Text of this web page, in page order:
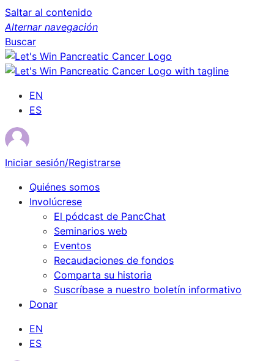
Saltar al contenido
Alternar navegación
Buscar
EN
ES
Iniciar sesión/Registrarse
Quiénes somos
Involúcrese
El pódcast de PancChat
Seminarios web
Eventos
Recaudaciones de fondos
Comparta su historia
Suscríbase a nuestro boletín informativo
Donar
EN
ES